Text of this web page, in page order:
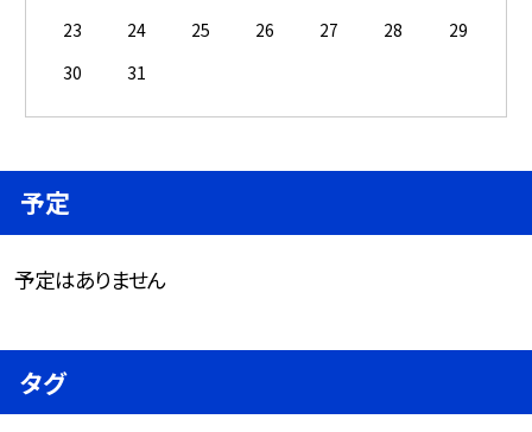
23
24 25 26 27 28
29
30
31
予定
予定はありません
タグ